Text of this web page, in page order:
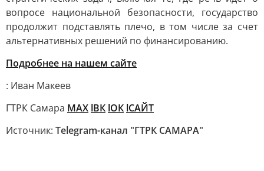
вопросе национальной безопасности, государство
продолжит подставлять плечо, в том числе за счет
альтернативных решений по финансированию.
Подробнее на нашем сайте
: Иван Макеев
ГТРК Самара MAX lВК lОК lСАЙТ
Источник: Telegram-канал "ГТРК САМАРА"